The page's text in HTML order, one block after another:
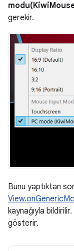
gerekir.
Bunu yaptıktan
kaynağıyla
gösterir.